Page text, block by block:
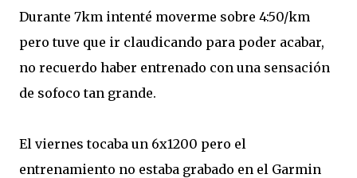
Durante 7km intenté moverme sobre 4:50/km
pero tuve que ir claudicando para poder acabar,
no recuerdo haber entrenado con una sensación
de sofoco tan grande.
El viernes tocaba un 6x1200 pero el
entrenamiento no estaba grabado en el Garmin